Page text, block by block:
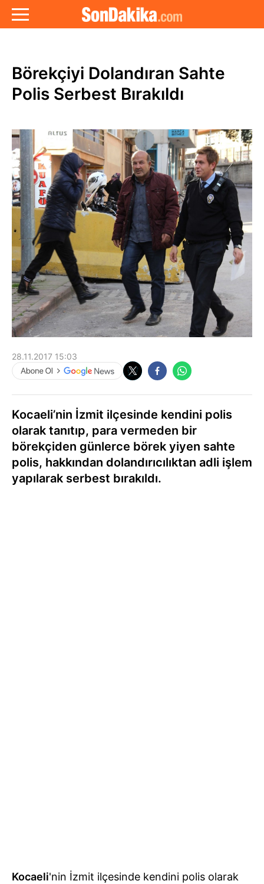
Börekçiyi Dolandıran Sahte
Polis Serbest Bırakıldı
28.11.2017 15:03
Kocaeli’nin İzmit ilçesinde kendini polis
olarak tanıtıp, para vermeden bir
börekçiden günlerce börek yiyen sahte
polis, hakkından dolandırıcılıktan adli işlem
yapılarak serbest bırakıldı.
Kocaeli'nin İzmit ilçesinde kendini polis olarak